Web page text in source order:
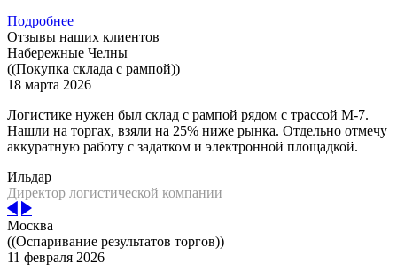
Подробнее
Отзывы наших клиентов
Набережные Челны
((Покупка склада с рампой))
18 марта 2026
Логистике нужен был склад с рампой рядом с трассой М-7.
Нашли на торгах, взяли на 25% ниже рынка. Отдельно отмечу
аккуратную работу с задатком и электронной площадкой.
Ильдар
Директор логистической компании
Москва
((Оспаривание результатов торгов))
11 февраля 2026